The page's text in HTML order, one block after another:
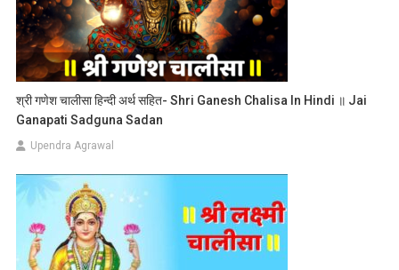
श्री गणेश चालीसा हिन्दी अर्थ सहित- Shri Ganesh Chalisa In Hindi ॥ Jai
Ganapati Sadguna Sadan
Upendra Agrawal